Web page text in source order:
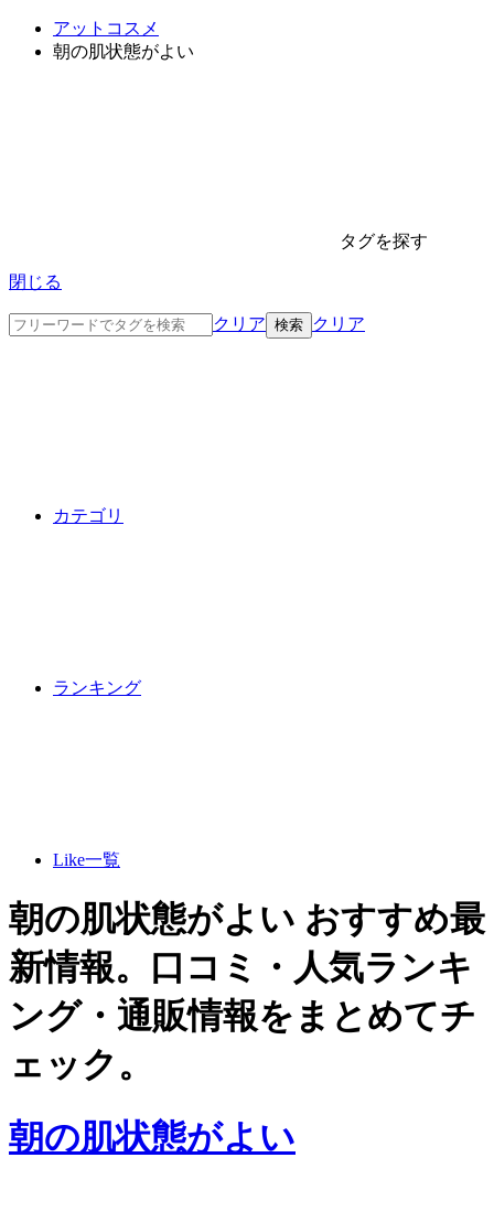
アットコスメ
朝の肌状態がよい
タグを探す
閉じる
クリア クリア
カテゴリ
ランキング
Like一覧
朝の肌状態がよい おすすめ最
新情報。口コミ・人気ランキ
ング・通販情報をまとめてチ
ェック。
朝の肌状態がよい